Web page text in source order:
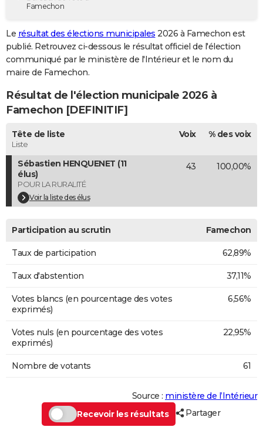
Destinations
City break
Voyage nature
Voyage de noces
Forum
GUIDES D'ACHAT
BONS PLANS
Carte de Noël
Carte Bonne année
Carte Saint-Valentin
Carte Pâques
Carte d'anniversaire
DICTIONNAIRE
Dictionnaire
Biographies
Citations
Expressions
Proverbes
PROGRAMME TV
COPAINS D'AVANT
S'inscrire
Se connecter
Lycées
Collèges
Primaires
Universités
Entreprises
Service militaire
Avis de recherche
AVIS DE DÉCÈS
FORUM
Bricolage
Lifestyle
Culture
Sport
Auto
Television
Voyage
Cinema
Famechon
Le résultat des élections municipales 2026 à Famechon est
publié. Retrouvez ci-dessous le résultat officiel de l'élection
communiqué par le ministère de l'Intérieur et le nom du
maire de Famechon.
Résultat de l'élection municipale 2026 à
Famechon [DEFINITIF]
Tête de liste
Liste
Voix % des voix
Sébastien HENQUENET (11
élus)
POUR LA RURALITÉ
Voir la liste des élus
43 100,00%
Participation au scrutin Famechon
Taux de participation 62,89%
Taux d'abstention 37,11%
Votes blancs (en pourcentage des votes
exprimés)
6,56%
Votes nuls (en pourcentage des votes
exprimés)
22,95%
Nombre de votants 61
Source : ministère de l’Intérieur
Recevoir les résultats
Partager